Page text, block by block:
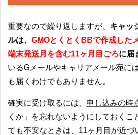
重要なので繰り返しますが、 キャッ
ルは、 GMOとくとくBBで作成した
端末発送月を含む11ヶ月目ごろに届
いるGメールやキャリアメール宛に
も届くわけでもありません。
確実に受け取るには、 申し込みの時
くか」を忘れないようにしておくこ
ても不安なときは、11ヶ月目が近づ